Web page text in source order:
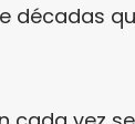
décadas